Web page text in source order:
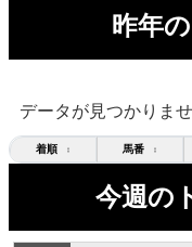
昨年
データが見つかりませ
着順 ↕ 馬番 ↕
今週の